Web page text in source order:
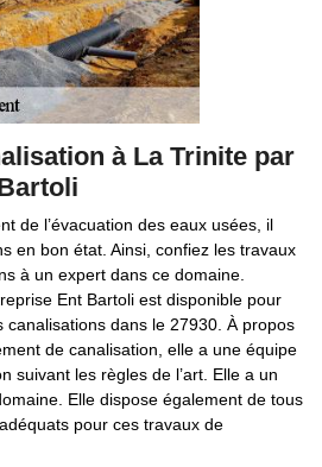
à La Trinite par
de l’évacuation des eaux usées, il
en bon état. Ainsi, confiez les travaux
à un expert dans ce domaine.
Ent Bartoli est disponible pour
canalisations dans le 27930. À propos
de canalisation, elle a une équipe
suivant les règles de l’art. Elle a un
Elle dispose également de tous
pour ces travaux de